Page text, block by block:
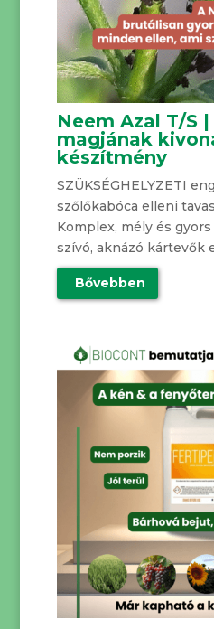
Neem Azal T/S
magjának
készítmény
SZÜKSÉGHELYZETI
szőlőkabóca elleni
Komplex, mély és gyors
szívó, aknázó kártevők
Bővebben